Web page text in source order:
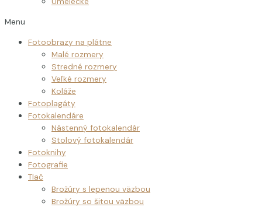
Menu
Fotoobrazy na plátne
Malé rozmery
Stredné rozmery
Veľké rozmery
Koláže
Fotoplagáty
Fotokalendáre
Nástenný fotokalendár
Stolový fotokalendár
Fotoknihy
Fotografie
Tlač
Brožúry s lepenou väzbou
Brožúry so šitou väzbou